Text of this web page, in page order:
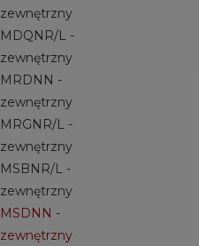
zewnętrzny
MDQNR/L -
zewnętrzny
MRDNN -
zewnętrzny
MRGNR/L -
zewnętrzny
MSBNR/L -
zewnętrzny
MSDNN -
zewnętrzny